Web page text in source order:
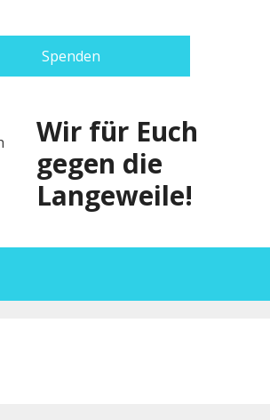
Wir für Euch
gegen die
Langeweile!